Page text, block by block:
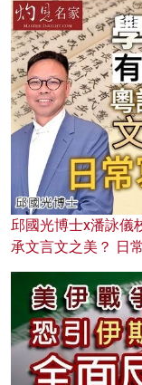
邱國光博士x潘詠儀
承文言文之美？ 日